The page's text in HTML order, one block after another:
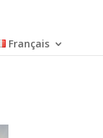
Français